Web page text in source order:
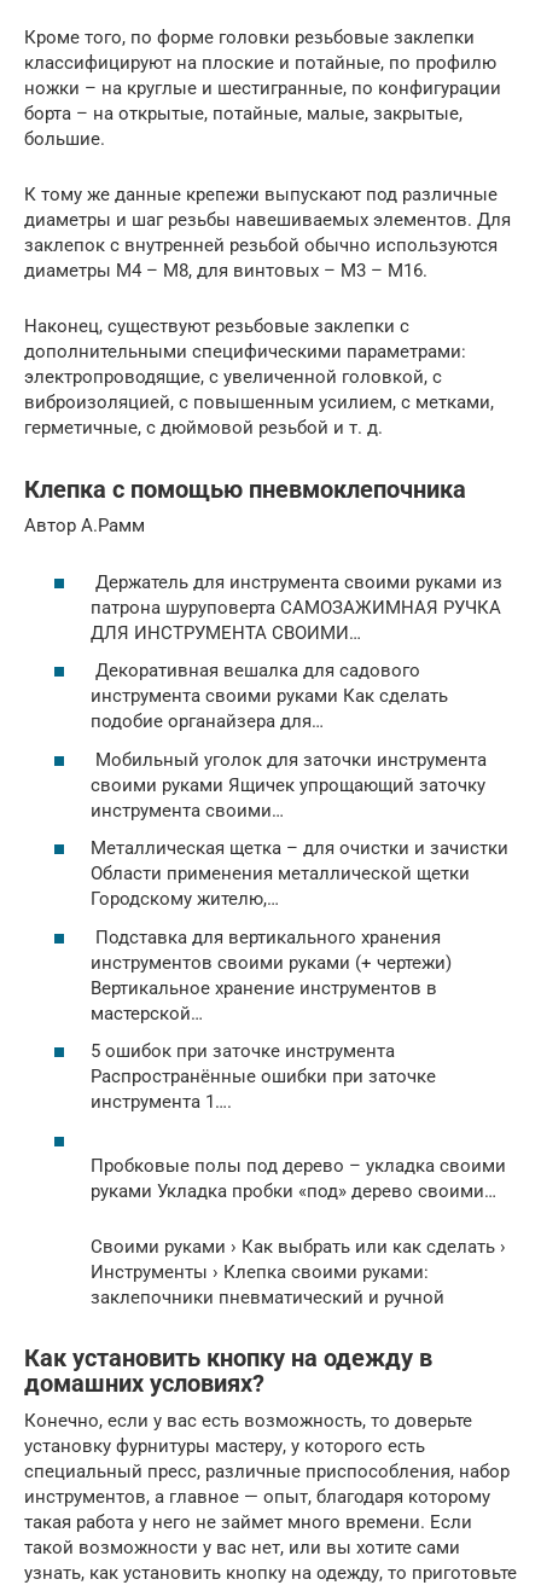
Кроме того, по форме головки резьбовые заклепки
классифицируют на плоские и потайные, по профилю
ножки – на круглые и шестигранные, по конфигурации
борта – на открытые, потайные, малые, закрытые,
большие.
К тому же данные крепежи выпускают под различные
диаметры и шаг резьбы навешиваемых элементов. Для
заклепок с внутренней резьбой обычно используются
диаметры M4 – M8, для винтовых – M3 – M16.
Наконец, существуют резьбовые заклепки с
дополнительными специфическими параметрами:
электропроводящие, с увеличенной головкой, с
виброизоляцией, с повышенным усилием, с метками,
герметичные, с дюймовой резьбой и т. д.
Клепка с помощью пневмоклепочника
Автор А.Рамм
Держатель для инструмента своими руками из
патрона шуруповерта САМОЗАЖИМНАЯ РУЧКА
ДЛЯ ИНСТРУМЕНТА СВОИМИ…
Декоративная вешалка для садового
инструмента своими руками Как сделать
подобие органайзера для…
Мобильный уголок для заточки инструмента
своими руками Ящичек упрощающий заточку
инструмента своими…
Металлическая щетка – для очистки и зачистки
Области применения металлической щетки
Городскому жителю,…
Подставка для вертикального хранения
инструментов своими руками (+ чертежи)
Вертикальное хранение инструментов в
мастерской…
5 ошибок при заточке инструмента
Распространённые ошибки при заточке
инструмента 1….
Пробковые полы под дерево – укладка своими
руками Укладка пробки «под» дерево своими…
Своими руками › Как выбрать или как сделать ›
Инструменты › Клепка своими руками:
заклепочники пневматический и ручной
Как установить кнопку на одежду в
домашних условиях?
Конечно, если у вас есть возможность, то доверьте
установку фурнитуры мастеру, у которого есть
специальный пресс, различные приспособления, набор
инструментов, а главное — опыт, благодаря которому
такая работа у него не займет много времени. Если
такой возможности у вас нет, или вы хотите сами
узнать, как установить кнопку на одежду, то приготовьте